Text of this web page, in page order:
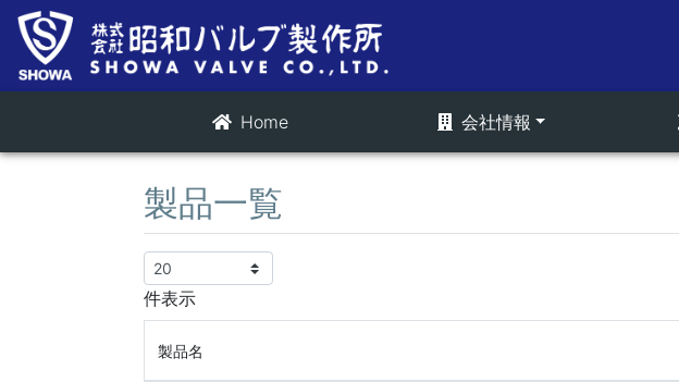
Home 会社情報
製品一覧
件表示
製品名